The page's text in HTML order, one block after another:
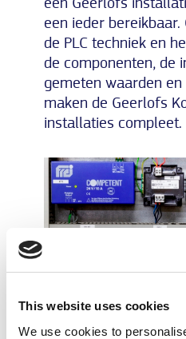
This website uses cookies
We use cookies to
een Geerlofs
een ieder
de PLC techniek en
de componenten, de
gemeten waarden
maken de Geerlofs
installaties compleet.